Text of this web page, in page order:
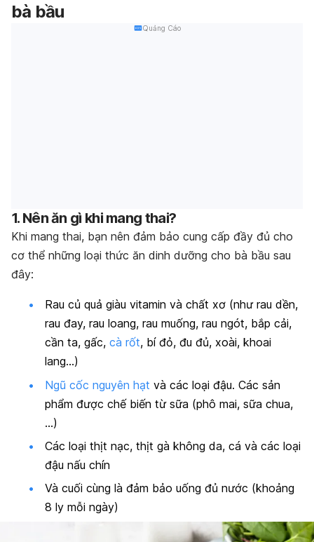
bà bầu
Quảng Cáo
1. Nên ăn gì khi mang thai?
Khi mang thai, bạn nên đảm bảo cung cấp đầy đủ cho
cơ thể những loại thức ăn dinh dưỡng cho bà bầu sau
đây:
Rau củ quả giàu vitamin và chất xơ (như rau dền,
rau đay, rau loang, rau muống, rau ngót, bắp cải,
cần ta, gấc, cà rốt, bí đỏ, đu đủ, xoài, khoai
lang…)
Ngũ cốc nguyên hạt và các loại đậu. Các sản
phẩm được chế biến từ sữa (phô mai, sữa chua,
…)
Các loại thịt nạc, thịt gà không da, cá và các loại
đậu nấu chín
Và cuối cùng là đảm bảo uống đủ nước (khoảng
8 ly mỗi ngày)